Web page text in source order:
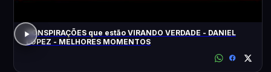
CONSPIRAÇÕES que estão VIRANDO VERDADE - DANIEL
LOPEZ - MELHORES MOMENTOS